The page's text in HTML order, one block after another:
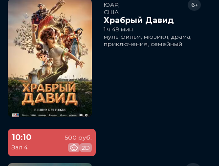
ЮАР,
США
Храбрый Давид
6+
1 ч 49 мин
мультфильм, мюзикл, драма,
приключения, семейный
10:10
Зал 4
500 руб.
2D